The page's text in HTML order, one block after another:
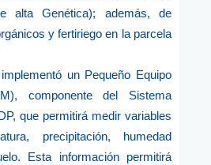
alta Genética); además, de
y fertiriego en la parcela
un Pequeño Equipo
componente del Sistema
que permitirá medir variables
precipitación, humedad
Esta información permitirá